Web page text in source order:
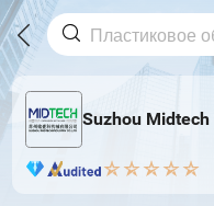
Suzhou